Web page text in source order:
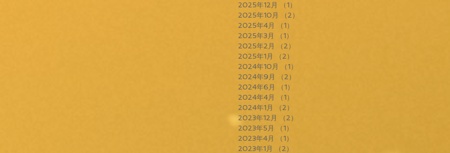
2025年12月
（1）
2025年10月
（2）
2025年4月
（1）
2025年3月
（1）
2025年2月
（2）
2025年1月
（2）
2024年10月
（1）
2024年9月
（2）
2024年6月
（1）
2024年4月
（1）
2024年1月
（2）
2023年12月
（2）
2023年5月
（1）
2023年4月
（1）
2023年1月
（2）